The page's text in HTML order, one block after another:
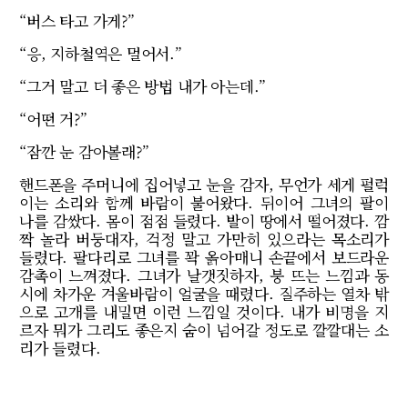
“버스 타고 가게?”
“응, 지하철역은 멀어서.”
“그거 말고 더 좋은 방법 내가 아는데.”
“어떤 거?”
“잠깐 눈 감아볼래?”
핸드폰을 주머니에 집어넣고 눈을 감자, 무언가 세게 펄럭
이는 소리와 함께 바람이 불어왔다. 뒤이어 그녀의 팔이
나를 감쌌다. 몸이 점점 들렸다. 발이 땅에서 떨어졌다. 깜
짝 놀라 버둥대자, 걱정 말고 가만히 있으라는 목소리가
들렸다. 팔다리로 그녀를 꽉 옭아매니 손끝에서 보드라운
감촉이 느껴졌다. 그녀가 날갯짓하자, 붕 뜨는 느낌과 동
시에 차가운 겨울바람이 얼굴을 때렸다. 질주하는 열차 밖
으로 고개를 내밀면 이런 느낌일 것이다. 내가 비명을 지
르자 뭐가 그리도 좋은지 숨이 넘어갈 정도로 깔깔대는 소
리가 들렸다.